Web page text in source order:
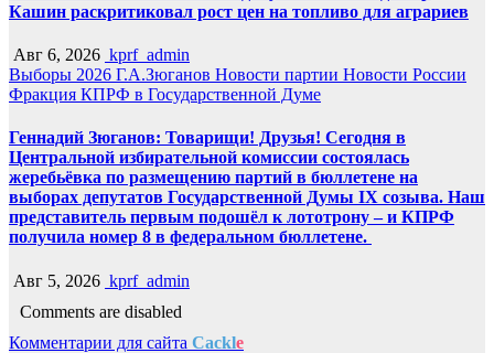
Кашин раскритиковал рост цен на топливо для аграриев
Авг 6, 2026 kprf_admin
Выборы 2026 Г.А.Зюганов Новости партии Новости России
Фракция КПРФ в Государственной Думе
Геннадий Зюганов: Товарищи! Друзья! Сегодня в
Центральной избирательной комиссии состоялась
жеребьёвка по размещению партий в бюллетене на
выборах депутатов Государственной Думы IX созыва. Наш
представитель первым подошёл к лототрону – и КПРФ
получила номер 8 в федеральном бюллетене.
Авг 5, 2026 kprf_admin
Comments are disabled
Комментарии для сайта Cackle